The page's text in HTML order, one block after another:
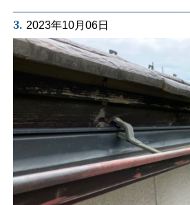
3. 2023年10月06日